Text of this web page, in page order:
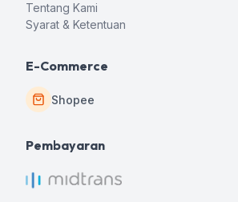
Tentang Kami
Syarat & Ketentuan
E-Commerce
Shopee
Pembayaran